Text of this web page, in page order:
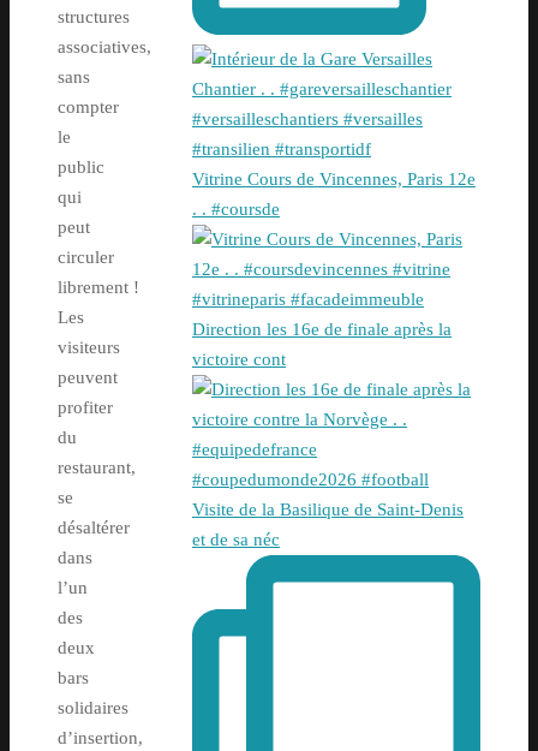
structures
associatives,
sans
compter
le
public
qui
peut
circuler
librement !
Les
visiteurs
peuvent
profiter
du
restaurant,
se
désaltérer
dans
l’un
des
deux
bars
solidaires
d’insertion,
Vitrine Cours de Vincennes, Paris 12e
. . #coursde
Direction les 16e de finale après la
victoire cont
Visite de la Basilique de Saint-Denis
et de sa néc